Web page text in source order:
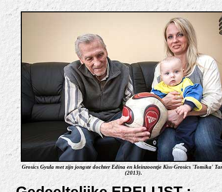
Grosics Gyula met zijn jongste dochter Edina en kleinzoontje Kiss-Grosics 'Tomika'
(2013).